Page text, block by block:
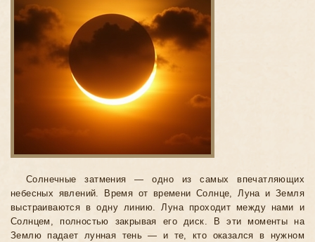
Солнечные затмения — одно из самых впечатляющих
небесных явлений. Время от времени Солнце, Луна и Земля
выстраиваются в одну линию. Луна проходит между нами и
Солнцем, полностью закрывая его диск. В эти моменты на
Землю падает лунная тень — и те, кто оказался в нужном